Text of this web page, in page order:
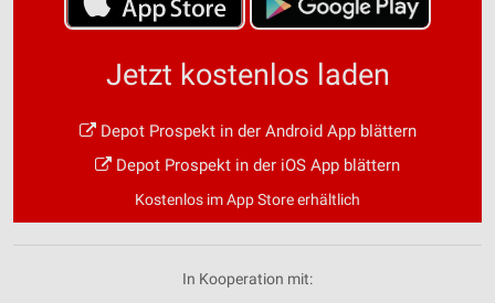
Jetzt kostenlos laden
Depot Prospekt in der Android App blättern
Depot Prospekt in der iOS App blättern
Kostenlos im App Store erhältlich
In Kooperation mit: